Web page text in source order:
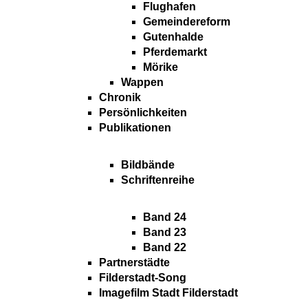
Flughafen
Gemeindereform
Gutenhalde
Pferdemarkt
Mörike
Wappen
Chronik
Persönlichkeiten
Publikationen
Bildbände
Schriftenreihe
Band 24
Band 23
Band 22
Partnerstädte
Filderstadt-Song
Imagefilm Stadt Filderstadt